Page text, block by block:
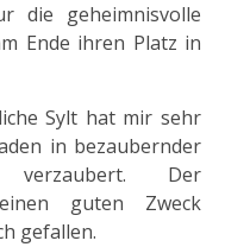
die geheimnisvolle
Ende ihren Platz in
Sylt hat mir sehr
in bezaubernder
Der
guten Zweck
gefallen.